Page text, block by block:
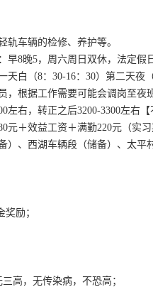
轨车辆的检修、养护等。
早8晚5，周六周日双休，法定假
白（8：30-16：30）第二天夜
，根据工作需要可能会调岗至夜
左右，转正之后3200-3300左右【
元＋效益工资＋满勤220元（实习
）、西湖车辆段（储备）、太平
励；
高，无传染病，不恐高；